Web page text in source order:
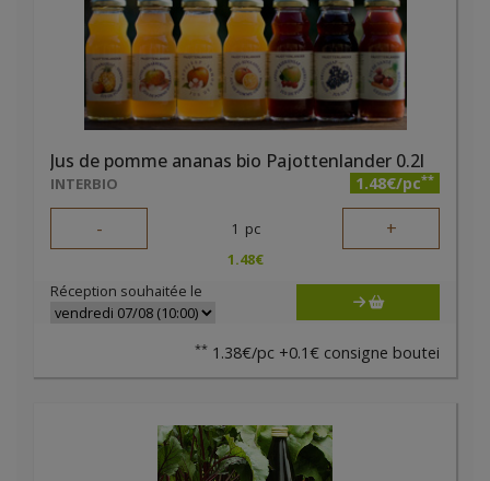
Jus de pomme ananas bio Pajottenlander 0.2l
INTERBIO 1.48€/pc**
- 1 pc +
1.48€
Réception souhaitée le
** 1.38€/pc +0.1€ consigne boutei